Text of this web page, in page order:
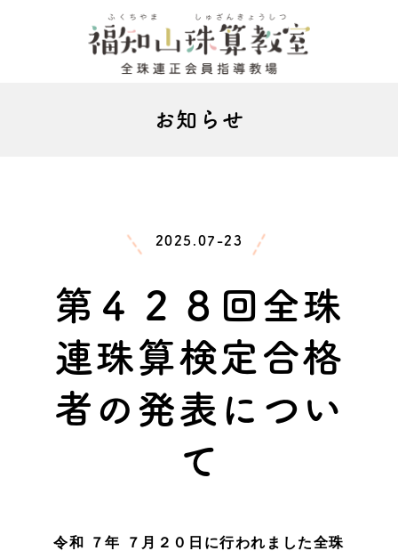
お知らせ
2025.07-23
第４２８回全珠
連珠算検定合格
者の発表につい
て
令和 ７年 ７月２０日に行われました全珠